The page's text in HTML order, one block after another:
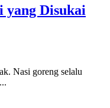
yang Disukai
Nasi goreng selalu